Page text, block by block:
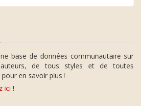
base de données communautaire sur
de tous styles et de toutes
pour en savoir plus !
ici !